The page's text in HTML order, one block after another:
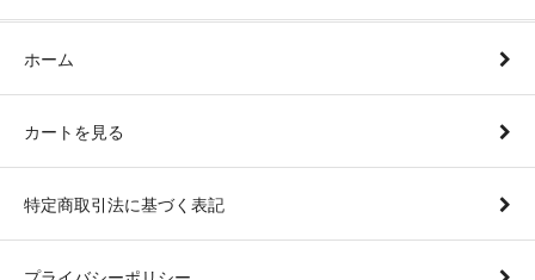
ホーム
カートを見る
特定商取引法に基づく表記